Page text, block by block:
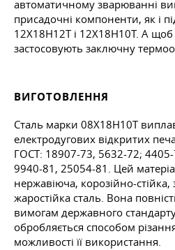
автоматичному зварюванні
присадочні компоненти, як і
12X18H12T і 12Х18Н10Т. А
застосовують заключну
ВИГОТОВЛЕННЯ
Сталь марки 08Х18Н10Т
електродугових відкритих
ГОСТ: 18907-73, 5632-72;
9940-81, 25054-81. Цей
нержавіюча, корозійно-
жаростійка сталь. Вона
вимогам державного
обробляється способом
можливості її використання.